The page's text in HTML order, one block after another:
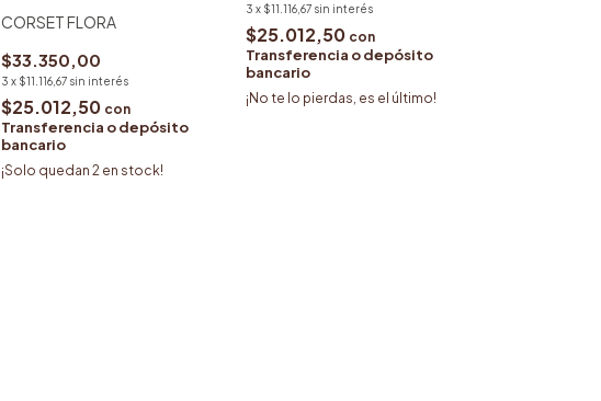
CORSET FLORA
$33.350,00
3 x $11.116,67 sin interés
$25.012,50 con
Transferencia o depósito
bancario
¡Solo quedan2 en stock!
3 x $11.116,67 sin interés
$25.012,50 con
Transferencia o depósito
bancario
¡No te lo pierdas, es el último!